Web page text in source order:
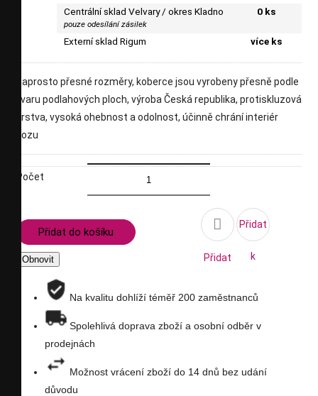
Centrální sklad Velvary / okres Kladno
pouze odesílání zásilek
0 ks
Externí sklad Rigum více ks
naprosto přesné rozměry, koberce jsou vyrobeny přesně podle
tvaru podlahových ploch, výroba Česká republika, protiskluzová
vrstva, vysoká ohebnost a odolnost, účinně chrání interiér
vozu
Počet
Přidat do košíku 
Přidat
seznam
Přidat
k
Na kvalitu dohlíží téměř 200 zaměstnanců
Spolehlivá doprava zboží a osobní odběr v
prodejnách
Možnost vrácení zboží do 14 dnů bez udání
důvodu